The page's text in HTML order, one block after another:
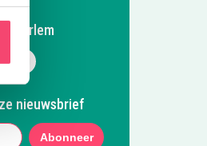
Haarlem
Facebook
op Instagram
ons op Pinterest
Mail ons
nieuwsbrief
Abonneer